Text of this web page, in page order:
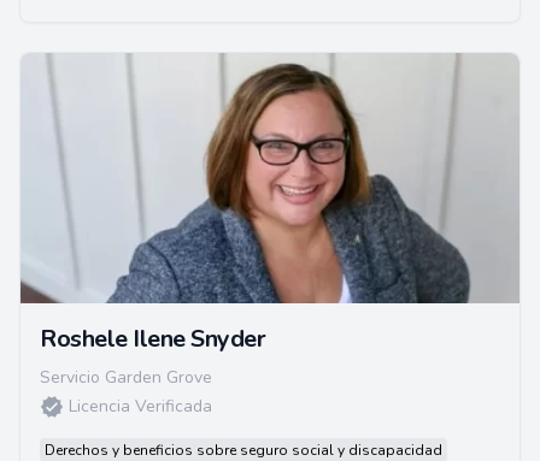
Roshele Ilene Snyder
Servicio Garden Grove
Licencia Verificada
Derechos y beneficios sobre seguro social y discapacidad